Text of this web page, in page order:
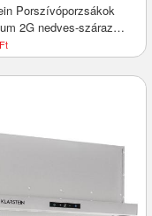
Porszívóporzsákok
2G nedves-száraz
5 darab papír